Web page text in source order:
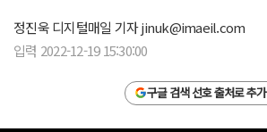
정진욱 디지털매일 기자jinuk@imaeil.com
입력 2022-12-19 15:30:00
구글 검색 선호 출처로 추가